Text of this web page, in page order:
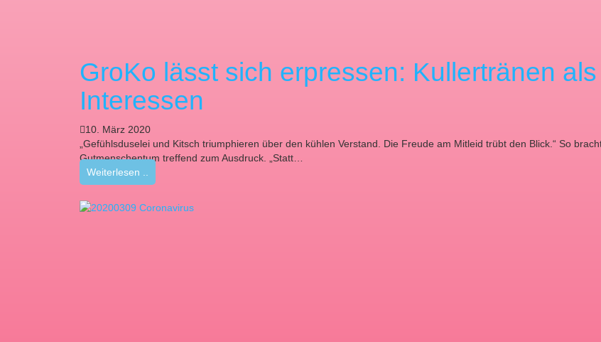
GroKo lässt sich erpressen: Kullertränen
Interessen
10. März 2020
„Gefühlsduselei und Kitsch triumphieren über den kühlen Verstand. Die Freude am Mitleid trübt den Blick.“ So
Gutmenschentum treffend zum Ausdruck. „Statt…
Weiterlesen ..